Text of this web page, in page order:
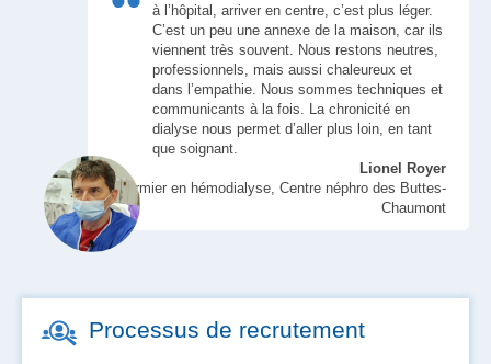
à l’hôpital, arriver en centre, c’est plus léger.
C’est un peu une annexe de la maison, car ils
viennent très souvent. Nous restons neutres,
professionnels, mais aussi chaleureux et
dans l’empathie. Nous sommes techniques et
communicants à la fois. La chronicité en
dialyse nous permet d’aller plus loin, en tant
que soignant.
Lionel Royer
Infirmier en hémodialyse, Centre néphro des Buttes-
Chaumont
Processus de recrutement